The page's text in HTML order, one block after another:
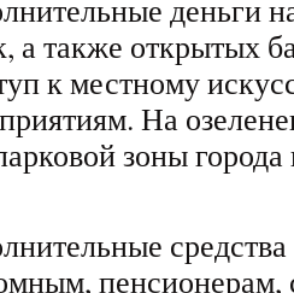
деньги
а также открытых
к местному
На
зоны